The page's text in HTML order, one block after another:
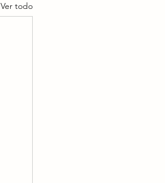
Ver todo